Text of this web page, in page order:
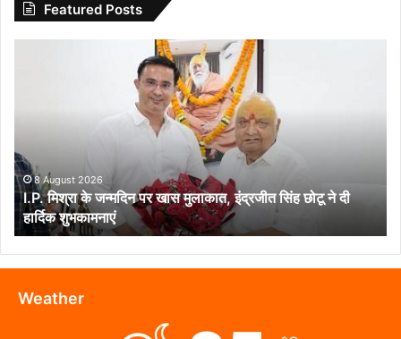
Featured Posts
मुलाकात,
इंद्रजीत
सिंह
छोटू
ने
दी
हार्दिक
शुभकामनाएं
8 August 2026
I.P. मिश्रा के जन्मदिन पर खास मुलाकात, इंद्रजीत सिंह छोटू ने दी
हार्दिक शुभकामनाएं
Weather